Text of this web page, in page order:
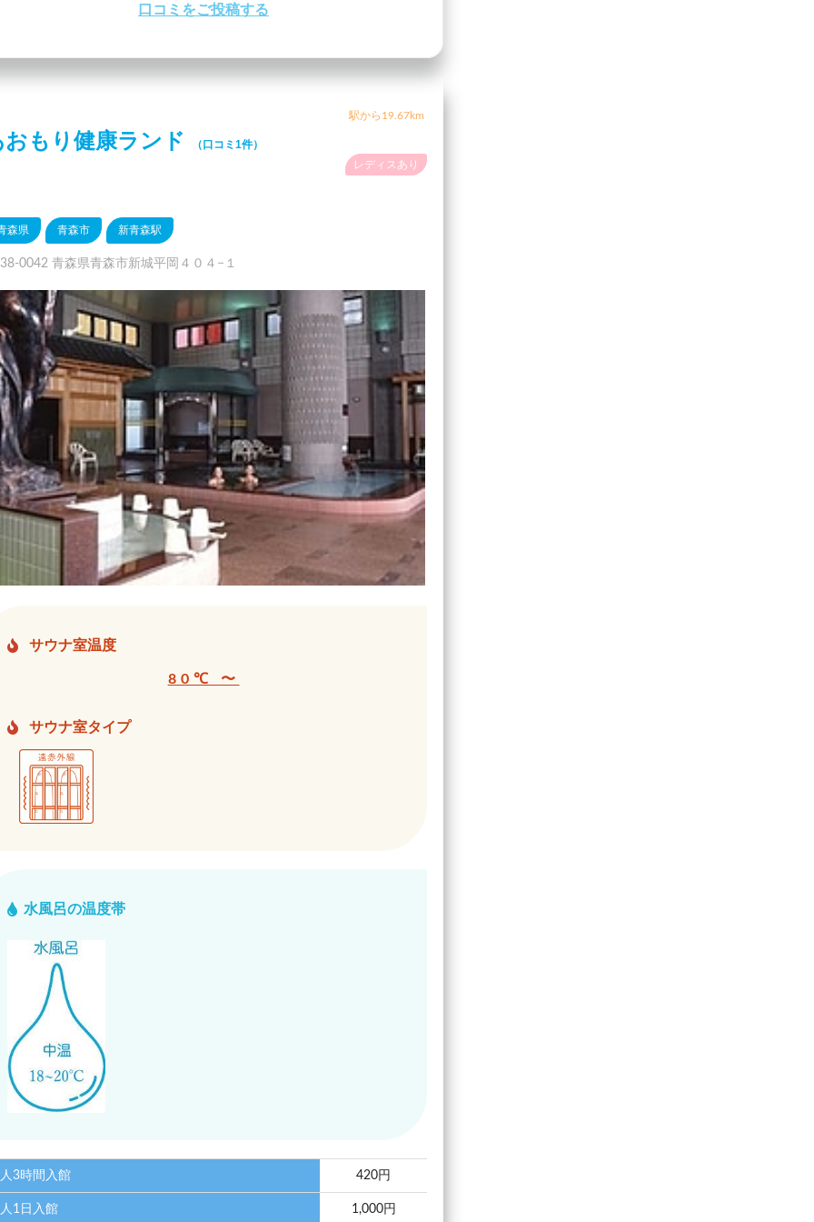
口コミをご投稿する
駅から19.67km
おもり健康ランド （口コミ1件）
レディスあり
森県 青森市 新青森駅
0042 青森県青森市新城平岡４０４−１
サウナ室温度
80℃ 〜
サウナ室タイプ
水風呂の温度帯
3時間入館 420円
1日入館 1,000円